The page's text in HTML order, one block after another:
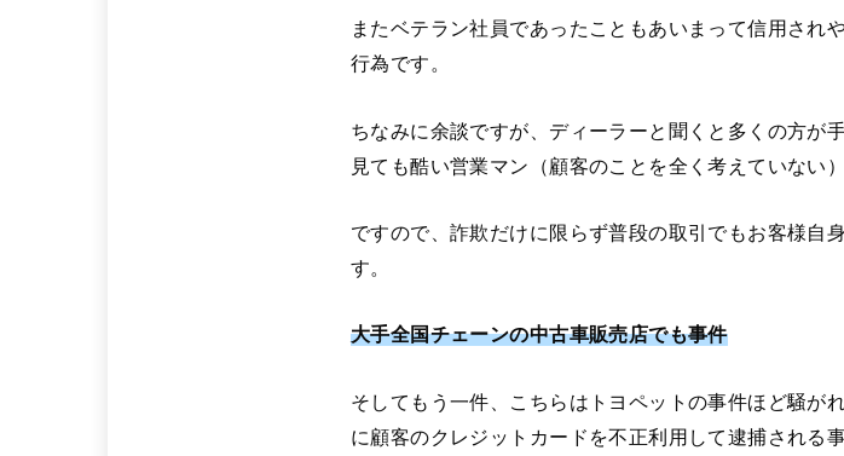
またベテラン社員であったこともあいまって信用され
行為です。
ちなみに余談ですが、ディーラーと聞くと多くの方が
見ても酷い営業マン（顧客のことを全く考えていない
ですので、詐欺だけに限らず普段の取引でもお客様自
す。
大手全国チェーンの中古車販売店でも事件
そしてもう一件、こちらはトヨペットの事件ほど騒が
に顧客のクレジットカードを不正利用して逮捕される